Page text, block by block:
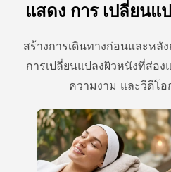
แสดง การ เปลี่ยนแ
สร้างการเดินทางก่อนและหลั
การเปลี่ยนแปลงผิวหนังที่ส่อง
ความงาม และวีดีโอ